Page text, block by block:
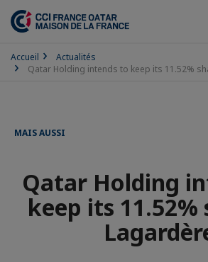
Accueil
Actualités
Qatar Holding intends to keep its 11.52%
MAIS AUSSI
Qatar Holding
keep its 11.52%